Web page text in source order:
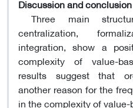
Discussion and conclusion
Three main
centralization,
integration, show a
complexity of value-
results suggest that
another reason for the
in the complexity of